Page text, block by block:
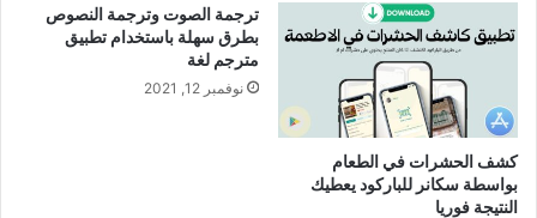
كشف الحشرات في الطعام
بواسطة سكانر للباركود يعطيك
النتيجة فوريا
ترجمة الصوت وترجمة النصوص
بطرق سهلة باستخدام تطبيق
مترجم لغة
نوفمبر 12, 2021